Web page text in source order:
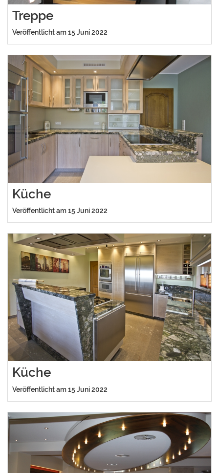
Treppe
Veröffentlicht am 15 Juni 2022
Küche
Veröffentlicht am 15 Juni 2022
Küche
Veröffentlicht am 15 Juni 2022